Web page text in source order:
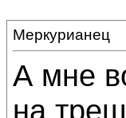
Меркурианец
А мне
на